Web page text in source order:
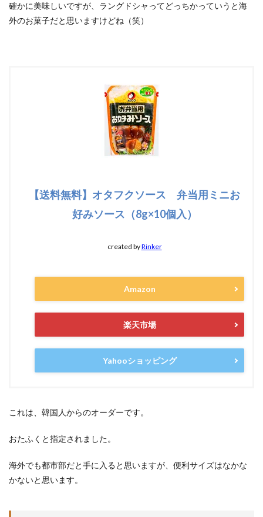
確かに美味しいですが、ラングドシャってどっちかっていうと海
外のお菓子だと思いますけどね（笑）
【送料無料】オタフクソース 弁当用ミニお
好みソース（8g×10個入）
created byRinker
Amazon
楽天市場
Yahooショッピング
これは、韓国人からのオーダーです。
おたふくと指定されました。
海外でも都市部だと手に入ると思いますが、便利サイズはなかな
かないと思います。